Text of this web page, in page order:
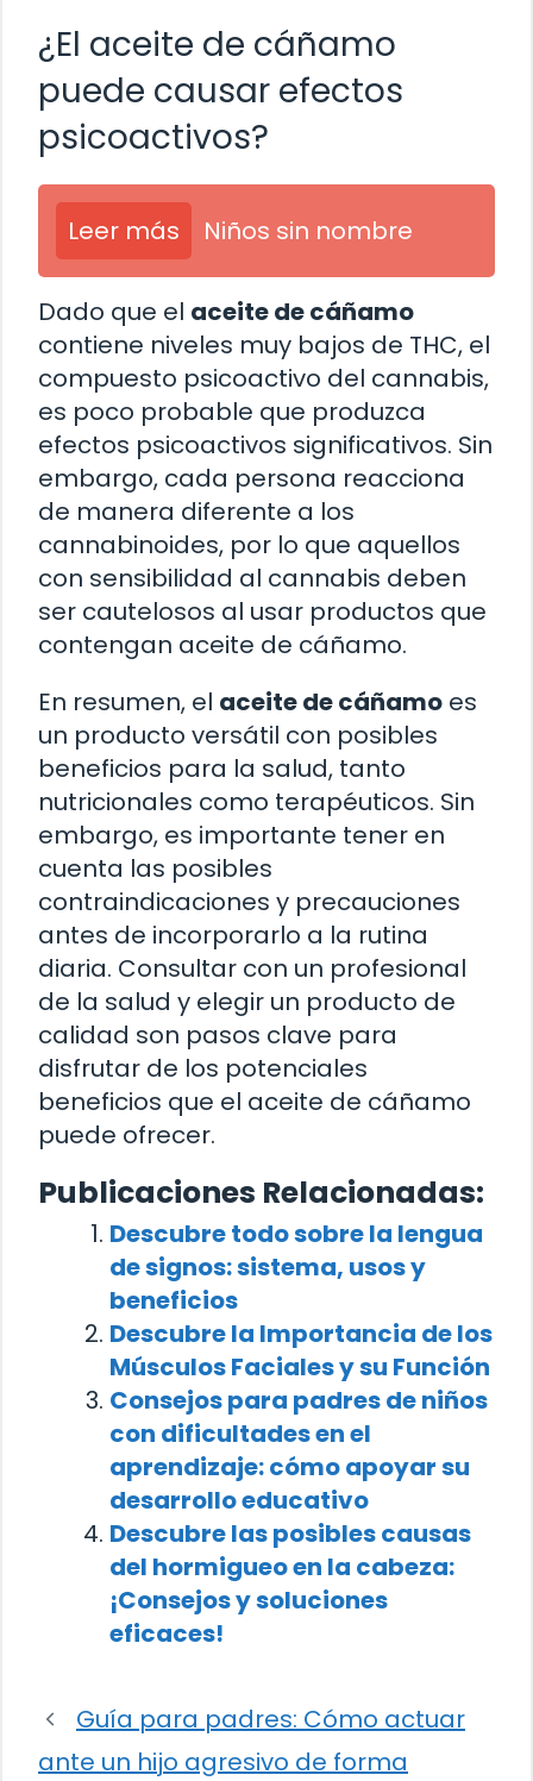
¿El aceite de cáñamo
puede causar efectos
psicoactivos?
Leer más Niños sin nombre
Dado que el aceite de cáñamo
contiene niveles muy bajos de THC, el
compuesto psicoactivo del cannabis,
es poco probable que produzca
efectos psicoactivos significativos. Sin
embargo, cada persona reacciona
de manera diferente a los
cannabinoides, por lo que aquellos
con sensibilidad al cannabis deben
ser cautelosos al usar productos que
contengan aceite de cáñamo.
En resumen, el aceite de cáñamo es
un producto versátil con posibles
beneficios para la salud, tanto
nutricionales como terapéuticos. Sin
embargo, es importante tener en
cuenta las posibles
contraindicaciones y precauciones
antes de incorporarlo a la rutina
diaria. Consultar con un profesional
de la salud y elegir un producto de
calidad son pasos clave para
disfrutar de los potenciales
beneficios que el aceite de cáñamo
puede ofrecer.
Publicaciones Relacionadas:
Descubre todo sobre la lengua
de signos: sistema, usos y
beneficios
Descubre la Importancia de los
Músculos Faciales y su Función
Consejos para padres de niños
con dificultades en el
aprendizaje: cómo apoyar su
desarrollo educativo
Descubre las posibles causas
del hormigueo en la cabeza:
¡Consejos y soluciones
eficaces!
Guía para padres: Cómo actuar
ante un hijo agresivo de forma